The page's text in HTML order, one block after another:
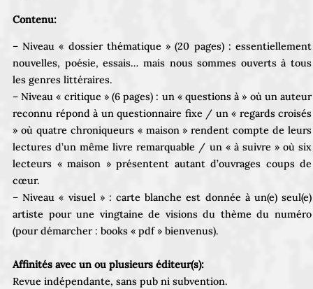
Contenu:
– Niveau « dossier thématique » (20 pages) : essentiellement
nouvelles, poésie, essais… mais nous sommes ouverts à tous
les genres littéraires.
– Niveau « critique » (6 pages) : un « questions à » où un auteur
reconnu répond à un questionnaire fixe / un « regards croisés
» où quatre chroniqueurs « maison » rendent compte de leurs
lectures d’un même livre remarquable / un « à suivre » où six
lecteurs « maison » présentent autant d’ouvrages coups de
cœur.
– Niveau « visuel » : carte blanche est donnée à un(e) seul(e)
artiste pour une vingtaine de visions du thème du numéro
(pour démarcher : books « pdf » bienvenus).
Affinités avec un ou plusieurs éditeur(s):
Revue indépendante, sans pub ni subvention.